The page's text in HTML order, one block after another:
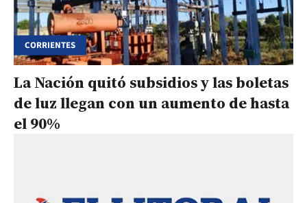
CORRIENTES
La Nación quitó subsidios y las boletas
de luz llegan con un aumento de hasta
el 90%